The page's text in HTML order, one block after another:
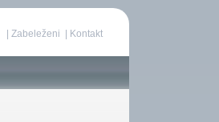
Zabeleženi Kontakt